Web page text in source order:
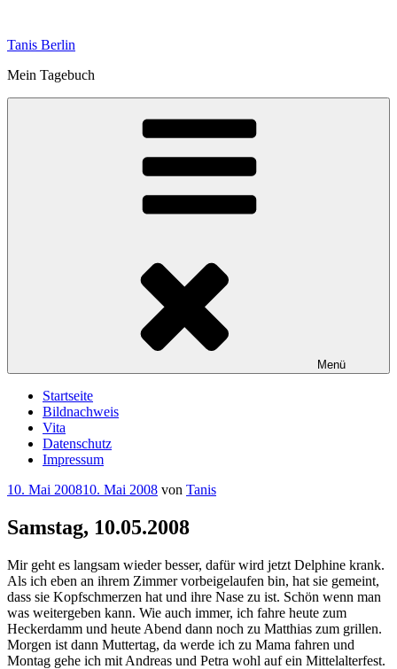
springen
Tanis Berlin
Mein Tagebuch
Menü
Startseite
Bildnachweis
Vita
Datenschutz
Impressum
Veröffentlicht
10. Mai 200810. Mai 2008 von Tanis
Samstag, 10.05.2008
Mir geht es langsam wieder besser, dafür wird jetzt Delphine krank.
Als ich eben an ihrem Zimmer vorbeigelaufen bin, hat sie gemeint,
dass sie Kopfschmerzen hat und ihre Nase zu ist. Schön wenn man
was weitergeben kann. Wie auch immer, ich fahre heute zum
Heckerdamm und heute Abend dann noch zu Matthias zum grillen.
Morgen ist dann Muttertag, da werde ich zu Mama fahren und
Montag gehe ich mit Andreas und Petra wohl auf ein Mittelalterfest.